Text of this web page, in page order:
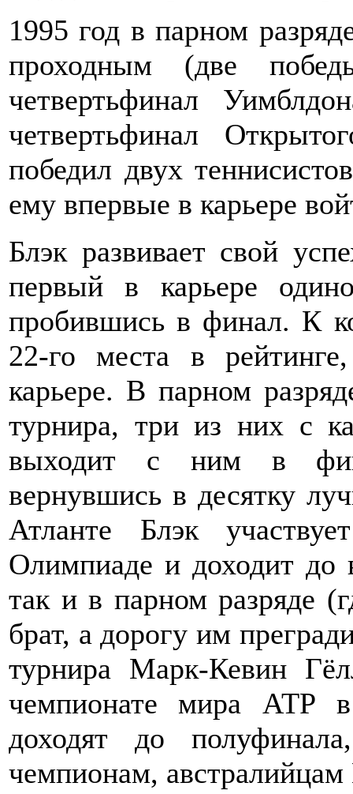
1995 год в парном
проходным (две
четвертьфинал
четвертьфинал
победил двух
ему впервые в карьере
Блэк развивает свой
первый в карьере
пробившись в финал. К
22-го места в
карьере. В парном
турнира, три из них с
выходит с ним в
вернувшись в десятку
Атланте Блэк
Олимпиаде и доходит до
так и в парном разряде
брат, а дорогу им
турнира Марк-Кевин
чемпионате мира АТР
доходят до
чемпионам,